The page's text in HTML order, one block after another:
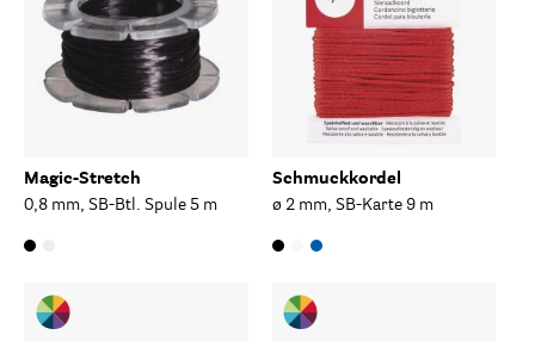
Magic-Stretch
0,8 mm, SB-Btl. Spule 5 m
Schmuckkordel
ø 2 mm, SB-Karte 9 m